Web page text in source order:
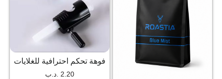
فوهة تحكم احترافية للغلايات
2.20 .د.ب